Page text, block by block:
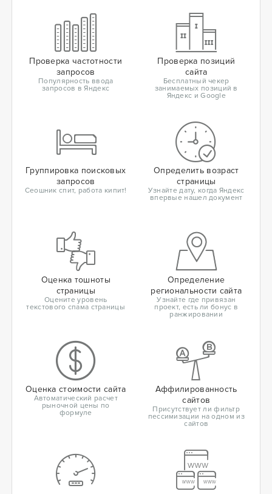
Проверка частотности
запросов
Популярность ввода
запросов в Яндекс
Проверка позиций
сайта
Бесплатный чекер
занимаемых позиций в
Яндекс и Google
Группировка поисковых
запросов
Сеошник спит, работа кипит!
Определить возраст
страницы
Узнайте дату, когда Яндекс
впервые нашел документ
Оценка тошноты
страницы
Оцените уровень
текстового спама страницы
Определение
региональности сайта
Узнайте где привязан
проект, есть ли бонус в
ранжировании
Оценка стоимости сайта
Автоматический расчет
рыночной цены по
формуле
Аффилированность
сайтов
Присутствует ли фильтр
пессимизации на одном из
сайтов